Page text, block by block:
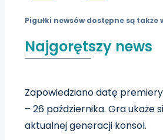
Pigułki newsów dostępne są
Najgorętszy news
Zapowiedziano datę premiery
– 26 października. Gra ukaże
aktualnej generacji konsol.